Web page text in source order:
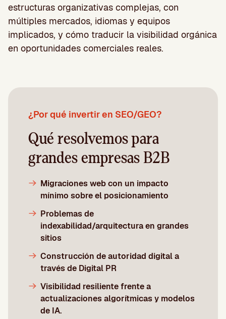
estructuras organizativas complejas, con
múltiples mercados, idiomas y equipos
implicados, y cómo traducir la visibilidad orgánica
en oportunidades comerciales reales.
¿Por qué invertir en SEO/GEO?
Qué resolvemos para
grandes empresas B2B
Migraciones web con un impacto
mínimo sobre el posicionamiento
Problemas de
indexabilidad/arquitectura en grandes
sitios
Construcción de autoridad digital a
través de Digital PR
Visibilidad resiliente frente a
actualizaciones algorítmicas y modelos
de IA.